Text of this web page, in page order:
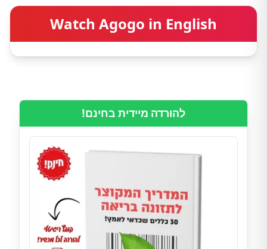
Watch Agogo in English
להורדה מיידית בחינם!